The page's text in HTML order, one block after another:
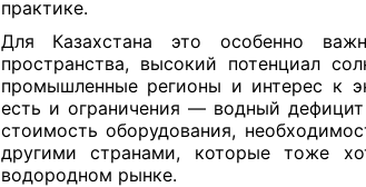
практике.
Для Казахстана это особенно
пространства, высокий потенциал
промышленные регионы и интерес к
есть и ограничения — водный
стоимость оборудования,
другими странами, которые тоже
водородном рынке.